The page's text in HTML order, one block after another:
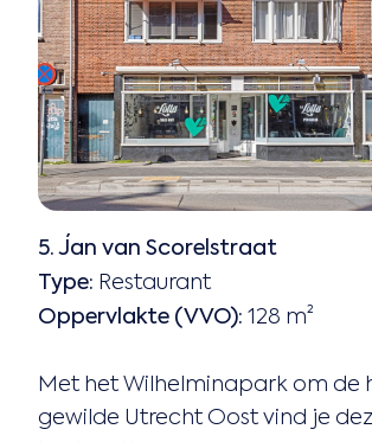
5. Jan van Scorelstraat
Type: Restaurant
Oppervlakte (VVO): 128 m²
Met het Wilhelminapark om de
gewilde Utrecht Oost vind je